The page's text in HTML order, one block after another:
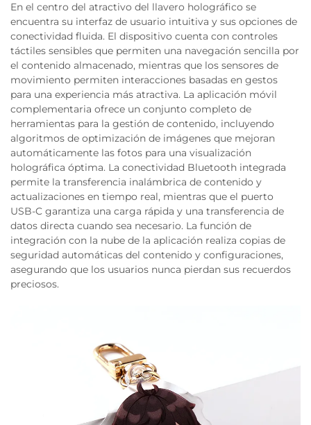
En el centro del atractivo del llavero holográfico se
encuentra su interfaz de usuario intuitiva y sus opciones de
conectividad fluida. El dispositivo cuenta con controles
táctiles sensibles que permiten una navegación sencilla por
el contenido almacenado, mientras que los sensores de
movimiento permiten interacciones basadas en gestos
para una experiencia más atractiva. La aplicación móvil
complementaria ofrece un conjunto completo de
herramientas para la gestión de contenido, incluyendo
algoritmos de optimización de imágenes que mejoran
automáticamente las fotos para una visualización
holográfica óptima. La conectividad Bluetooth integrada
permite la transferencia inalámbrica de contenido y
actualizaciones en tiempo real, mientras que el puerto
USB-C garantiza una carga rápida y una transferencia de
datos directa cuando sea necesario. La función de
integración con la nube de la aplicación realiza copias de
seguridad automáticas del contenido y configuraciones,
asegurando que los usuarios nunca pierdan sus recuerdos
preciosos.